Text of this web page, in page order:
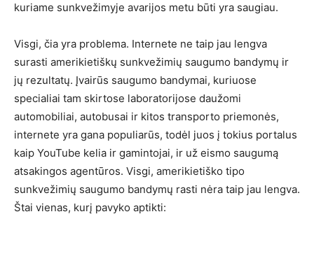
kuriame sunkvežimyje avarijos metu būti yra saugiau.
Visgi, čia yra problema. Internete ne taip jau lengva
surasti amerikietiškų sunkvežimių saugumo bandymų ir
jų rezultatų. Įvairūs saugumo bandymai, kuriuose
specialiai tam skirtose laboratorijose daužomi
automobiliai, autobusai ir kitos transporto priemonės,
internete yra gana populiarūs, todėl juos į tokius portalus
kaip YouTube kelia ir gamintojai, ir už eismo saugumą
atsakingos agentūros. Visgi, amerikietiško tipo
sunkvežimių saugumo bandymų rasti nėra taip jau lengva.
Štai vienas, kurį pavyko aptikti: